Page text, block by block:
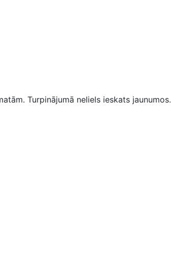
Turpinājumā neliels ieskats jaunumos.